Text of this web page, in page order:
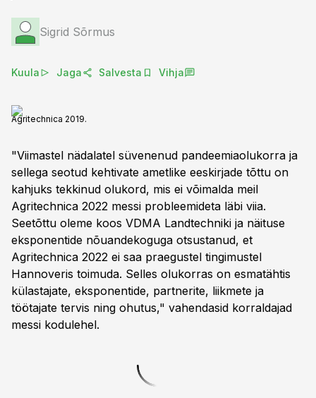
Sigrid Sõrmus
Kuula Jaga Salvesta Vihja
Agritechnica 2019.
"Viimastel nädalatel süvenenud pandeemiaolukorra ja
sellega seotud kehtivate ametlike eeskirjade tõttu on
kahjuks tekkinud olukord, mis ei võimalda meil
Agritechnica 2022 messi probleemideta läbi viia.
Seetõttu oleme koos VDMA Landtechniki ja näituse
eksponentide nõuandekoguga otsustanud, et
Agritechnica 2022 ei saa praegustel tingimustel
Hannoveris toimuda. Selles olukorras on esmatähtis
külastajate, eksponentide, partnerite, liikmete ja
töötajate tervis ning ohutus," vahendasid korraldajad
messi kodulehel.